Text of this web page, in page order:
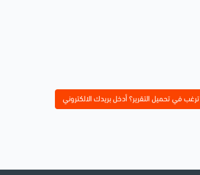
ترغب في تحميل التقرير؟ أدخل بريدك الالكتروني